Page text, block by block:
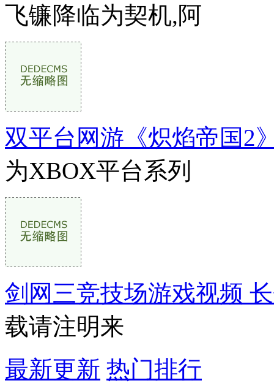
飞镰降临为契机,阿
双平台网游《炽焰帝国2
为XBOX平台系列
剑网三竞技场游戏视频
载请注明来
最新更新 热门排行